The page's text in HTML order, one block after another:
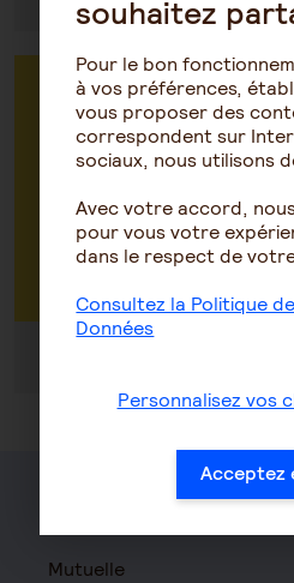
Vous êtes une
avec un conseiller
avoir des
Par téléphone au
Mutuelle
souhaitez
Pour le bon
à vos préférences,
vous proposer des
correspondent sur
sociaux, nous utilisons
Avec votre accord,
pour vous votre
dans le respect de
Consultez la Politique
Données
Personnalisez vos
Acceptez